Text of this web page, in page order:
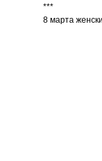
***
8 марта